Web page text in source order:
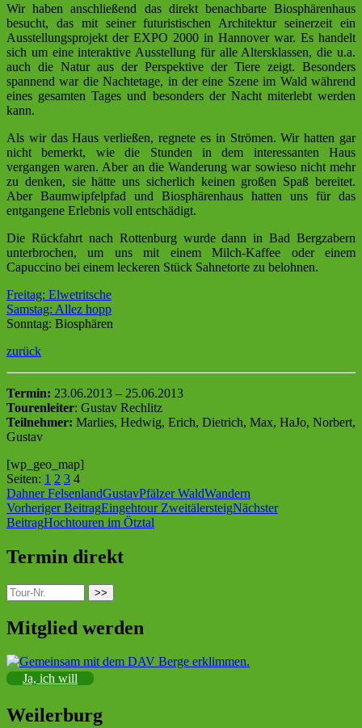
Wir haben anschließend das direkt benachbarte Biosphärenhaus
besucht, das mit seiner futuristischen Architektur seinerzeit ein
Ausstellungsprojekt der EXPO 2000 in Hannover war. Es handelt
sich um eine interaktive Ausstellung für alle Altersklassen, die u.a.
auch die Natur aus der Perspektive der Tiere zeigt. Besonders
spannend war die Nachtetage, in der eine Szene im Wald während
eines gesamten Tages und besonders der Nacht miterlebt werden
kann.
Als wir das Haus verließen, regnete es in Strömen. Wir hatten gar
nicht bemerkt, wie die Stunden in dem interessanten Haus
vergangen waren. Aber an die Wanderung war sowieso nicht mehr
zu denken, sie hätte uns sicherlich keinen großen Spaß bereitet.
Aber Baumwipfelpfad und Biosphärenhaus hatten uns für das
entgangene Erlebnis voll entschädigt.
Die Rückfahrt nach Rottenburg wurde dann in Bad Bergzabern
unterbrochen, um uns mit einem Milch-Kaffee oder einem
Capuccino bei einem leckeren Stück Sahnetorte zu belohnen.
Freitag: Elwetritsche
Samstag: Allez hopp
Sonntag: Biosphären
zurück
Termin: 23.06.2013 – 25.06.2013
Tourenleiter: Gustav Rechlitz
Teilnehmer: Marlies, Hedwig, Erich, Dietrich, Max, HaJo, Norbert,
Gustav
[wp_geo_map]
Seiten: 1 2 3 4
Dahner FelsenlandGustavPfälzer WaldWandern
Beitragsnavigation
Vorheriger BeitragEingehtour ZweitälersteigNächster
BeitragHochtouren im Ötztal
e.V
Termin direkt
>>
Mitglied werden
Ja, ich will
Weilerburg